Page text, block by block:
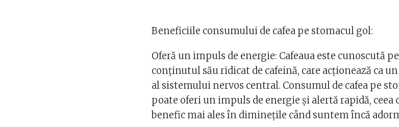
Beneficiile consumului de cafea pe stomacul gol:
Oferă un impuls de energie: Cafeaua este cunoscută
conținutul său ridicat de cafeină, care acționează ca
al sistemului nervos central. Consumul de cafea pe
poate oferi un impuls de energie și alertă rapidă, ceea
benefic mai ales în diminețile când suntem încă